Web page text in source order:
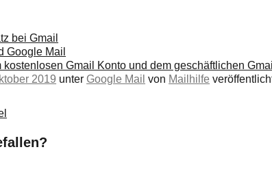
bei Gmail
Google Mail
Gmail Konto und dem geschäftlichen
2019 unter Google Mail von Mailhilfe